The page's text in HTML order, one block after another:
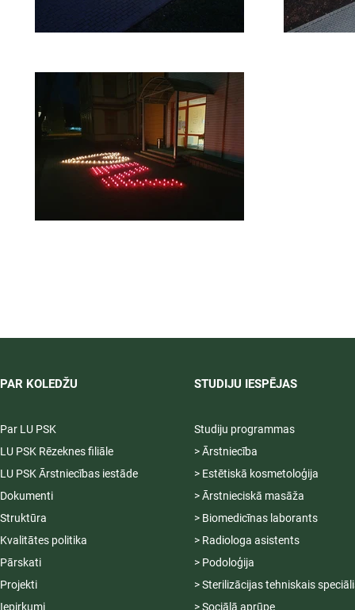
PAR KOLEDŽU
Par LU PSK
LU PSK Rēzeknes filiāle
LU PSK Ārstniecības iestāde
Dokumenti
Struktūra
Kvalitātes politika
Pārskati
Projekti
Iepirkumi
STUDIJU IESPĒJAS
Studiju programmas
> Ārstniecība
> Estētiskā kosmetoloģija
> Ārstnieciskā masāža
> Biomedicīnas laborants
> Radiologa asistents
> Podoloģija
> Sterilizācijas tehniskais
> Sociālā aprūpe